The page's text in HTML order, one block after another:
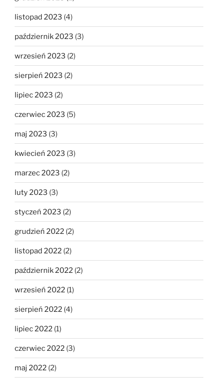
listopad 2023 (4)
październik 2023 (3)
wrzesień 2023 (2)
sierpień 2023 (2)
lipiec 2023 (2)
czerwiec 2023 (5)
maj 2023 (3)
kwiecień 2023 (3)
marzec 2023 (2)
luty 2023 (3)
styczeń 2023 (2)
grudzień 2022 (2)
listopad 2022 (2)
październik 2022 (2)
wrzesień 2022 (1)
sierpień 2022 (4)
lipiec 2022 (1)
czerwiec 2022 (3)
maj 2022 (2)